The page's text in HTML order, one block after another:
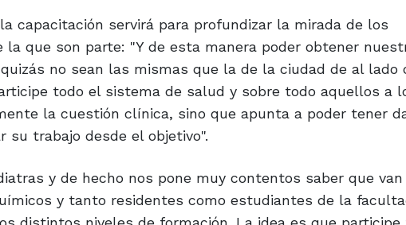
capacitación servirá para profundizar la mirada de los
que son parte: "Y de esta manera poder obtener
no sean las mismas que la de la ciudad de al lado
todo el sistema de salud y sobre todo aquellos a
la cuestión clínica, sino que apunta a poder tener
su trabajo desde el objetivo".
y de hecho nos pone muy contentos saber que van
y tanto residentes como estudiantes de la